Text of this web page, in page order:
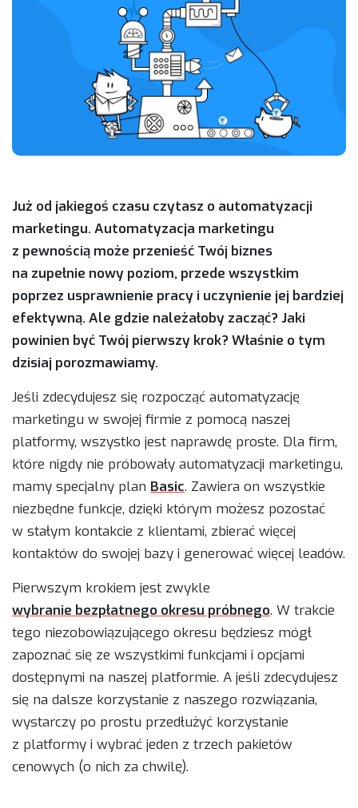
Już od jakiegoś czasu czytasz o automatyzacji
marketingu. Automatyzacja marketingu
z pewnością może przenieść Twój biznes
na zupełnie nowy poziom, przede wszystkim
poprzez usprawnienie pracy i uczynienie jej bardziej
efektywną. Ale gdzie należałoby zacząć? Jaki
powinien być Twój pierwszy krok? Właśnie o tym
dzisiaj porozmawiamy.
Jeśli zdecydujesz się rozpocząć automatyzację
marketingu w swojej firmie z pomocą naszej
platformy, wszystko jest naprawdę proste. Dla firm,
które nigdy nie próbowały automatyzacji marketingu,
mamy specjalny plan Basic. Zawiera on wszystkie
niezbędne funkcje, dzięki którym możesz pozostać
w stałym kontakcie z klientami, zbierać więcej
kontaktów do swojej bazy i generować więcej leadów.
Pierwszym krokiem jest zwykle
wybranie bezpłatnego okresu próbnego. W trakcie
tego niezobowiązującego okresu będziesz mógł
zapoznać się ze wszystkimi funkcjami i opcjami
dostępnymi na naszej platformie. A jeśli zdecydujesz
się na dalsze korzystanie z naszego rozwiązania,
wystarczy po prostu przedłużyć korzystanie
z platformy i wybrać jeden z trzech pakietów
cenowych (o nich za chwilę).